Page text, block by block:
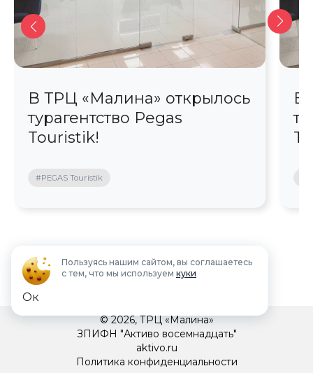
В ТРЦ «Малина» открылось
турагентство Pegas
Touristik!
#PEGAS Touristik
В
© 2026, ТРЦ «Малина»
ЗПИФН "Активо восемнадцать"
aktivo.ru
Политика конфиденциальности
Пользуясь нашим сайтом, вы соглашаетесь
с тем, что мы используем куки
Ок